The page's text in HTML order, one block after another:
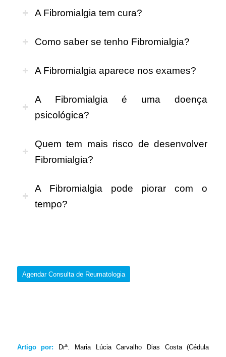
A Fibromialgia tem cura?
Como saber se tenho Fibromialgia?
A Fibromialgia aparece nos exames?
A Fibromialgia é uma doença
psicológica?
Quem tem mais risco de desenvolver
Fibromialgia?
A Fibromialgia pode piorar com o
tempo?
Agendar Consulta de Reumatologia
Artigo por: Drª. Maria Lúcia Carvalho Dias Costa (Cédula